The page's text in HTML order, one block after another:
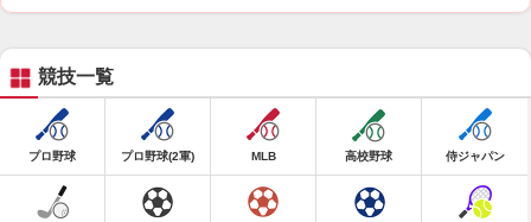
競技一覧
プロ野球 プロ野球(2軍) MLB 高校野球 侍ジャパン